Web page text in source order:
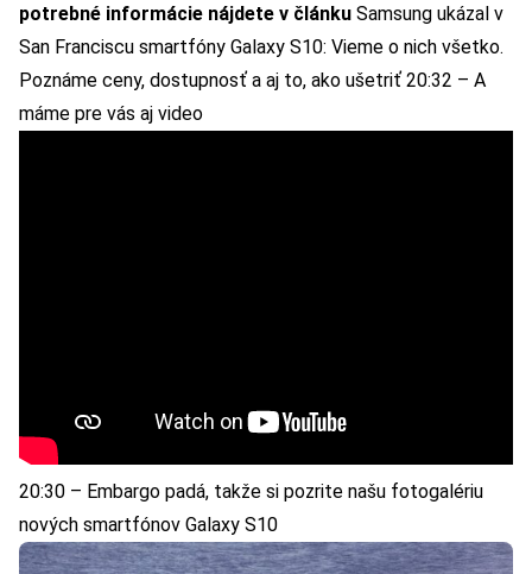
potrebné informácie nájdete v článku Samsung ukázal v
San Franciscu smartfóny Galaxy S10: Vieme o nich všetko.
Poznáme ceny, dostupnosť a aj to, ako ušetriť 20:32 – A
máme pre vás aj video
20:30 – Embargo padá, takže si pozrite našu fotogalériu
nových smartfónov Galaxy S10